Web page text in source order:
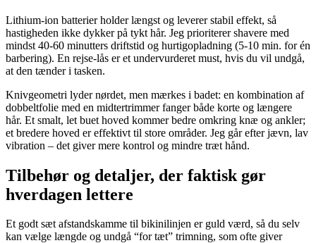
Lithium-ion batterier holder længst og leverer stabil effekt, så
hastigheden ikke dykker på tykt hår. Jeg prioriterer shavere med
mindst 40-60 minutters driftstid og hurtigopladning (5-10 min. for én
barbering). En rejse-lås er et undervurderet must, hvis du vil undgå,
at den tænder i tasken.
Knivgeometri lyder nørdet, men mærkes i badet: en kombination af
dobbeltfolie med en midtertrimmer fanger både korte og længere
hår. Et smalt, let buet hoved kommer bedre omkring knæ og ankler;
et bredere hoved er effektivt til store områder. Jeg går efter jævn, lav
vibration – det giver mere kontrol og mindre træt hånd.
Tilbehør og detaljer, der faktisk gør
hverdagen lettere
Et godt sæt afstandskamme til bikinilinjen er guld værd, så du selv
kan vælge længde og undgå “for tæt” trimning, som ofte giver